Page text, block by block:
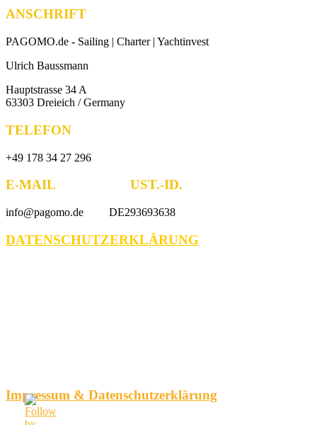
ANSCHRIFT
PAGOMO.de - Sailing | Charter | Yachtinvest
Ulrich Baussmann
Hauptstrasse 34 A
63303 Dreieich / Germany
TELEFON
+49 178 34 27 296
E-MAIL UST.-ID.
info@pagomo.de DE293693638
DATENSCHUTZERKLÄRUNG
Impressum & Datenschutzerklärung